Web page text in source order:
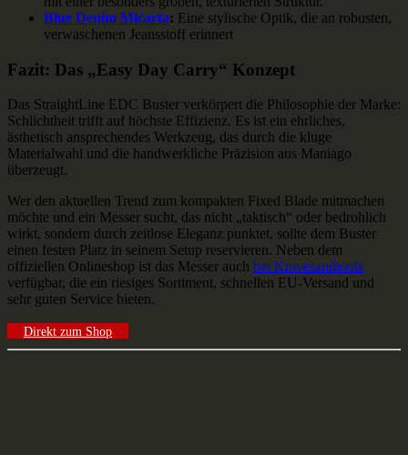
Blue Denim Micarta: Eine stylische Optik, die an robusten,
verwaschenen Jeansstoff erinnert
Fazit: Das „Easy Day Carry“ Konzept
Das StraightLine EDC Buster verkörpert die Philosophie der Marke:
Schlichtheit trifft auf höchste Effizienz. Es ist ein ehrliches,
ästhetisch ansprechendes Werkzeug, das durch die kluge
Materialwahl und die handwerkliche Präzision aus Maniago
überzeugt.
Wer den aktuellen Trend zum kompakten Fixed Blade mitmachen
möchte und ein Messer sucht, das nicht „taktisch“ oder bedrohlich
wirkt, sondern durch zeitlose Eleganz punktet, sollte dem Buster
einen festen Platz in seinem Setup reservieren. Neben dem
offiziellen Onlineshop ist das Messer auch bei Knivesandtools
verfügbar, die ein riesiges Sortiment, schnellen EU-Versand und
sehr guten Service bieten.
Direkt zum Shop